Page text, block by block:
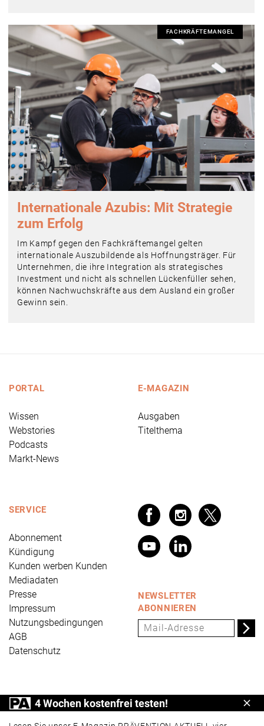
FACHKRÄFTEMANGEL
Internationale Azubis: Mit Strategie
zum Erfolg
Im Kampf gegen den Fachkräftemangel gelten
internationale Auszubildende als Hoffnungsträger. Für
Unternehmen, die ihre Integration als strategisches
Investment und nicht als schnellen Lückenfüller sehen,
können Nachwuchskräfte aus dem Ausland ein großer
Gewinn sein.
PORTAL
Wissen
Webstories
Podcasts
Markt-News
E-MAGAZIN
Ausgaben
Titelthema
SERVICE
Abonnement
Kündigung
Kunden werben Kunden
Mediadaten
Presse
Impressum
Nutzungsbedingungen
AGB
Datenschutz
NEWSLETTER
ABONNIEREN
PRÄVENTION AKTUELL ist ein Produkt der Universum
Verlag GmbH, Wettinerstraße 3-5, 65189 Wiesbaden,
4 Wochen kostenfrei testen!